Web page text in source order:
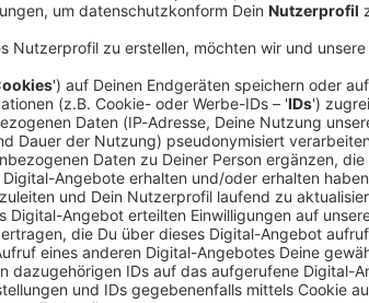
und „NotAufnahme“: https://linktr.ee/
eingeklemmte Vorhaut im Reißverschluss
Air. Beim größten Heavy-Metal-Festival
macht sich nicht vom (berühmtesten)
weiteren Einsatzkräften des Wacken
*Schlammassel* … WERBUNG Hier gibt es viele Rabatte
https://linktr.ee/notaufnahme Ihr möchtet Werbung in diesem
an: hallo@podever.de